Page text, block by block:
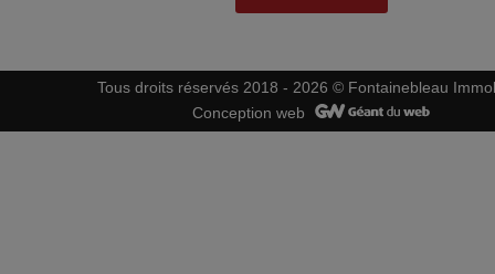
Tous droits réservés 2018 - 2026 © Fontainebleau
Conception web